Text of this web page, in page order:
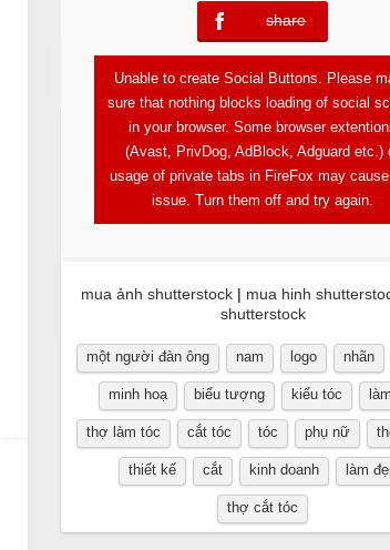
Free Download
share
error
Unable to create Social Buttons. Please
sure that nothing blocks loading of social
in your browser. Some browser
(Avast, PrivDog, AdBlock, Adguard etc.)
usage of private tabs in FireFox may
issue. Turn them off and try again.
mua ảnh shutterstock| mua hinh
shutterstock
một người đàn ông nam logo nhãn
minh hoạ biểu tượng kiểu tóc
thợ làm tóc cắt tóc tóc phụ nữ
thiết kế cắt kinh doanh làm
thợ cắt tóc